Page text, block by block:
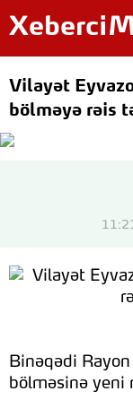
Vilayət
bölməyə rəis
Binəqədi
bölməsinə yeni